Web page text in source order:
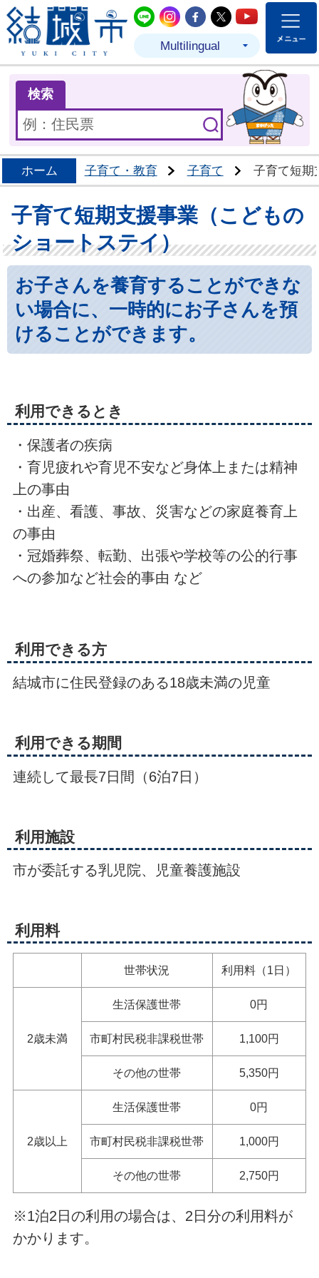
結城市公式LINE
結城市公式Instagram
結城市公式
結城市公式
結城市
Multilingual
検索
ホーム 子育て・教育 子育て 子育て短期
子育て短期支援事業（こどもの
ショートステイ）
お子さんを養育することができな
い場合に、一時的にお子さんを預
けることができます。
利用できるとき
・保護者の疾病
・育児疲れや育児不安など身体上または精神
上の事由
・出産、看護、事故、災害などの家庭養育上
の事由
・冠婚葬祭、転勤、出張や学校等の公的行事
への参加など社会的事由 など
利用できる方
結城市に住民登録のある18歳未満の児童
利用できる期間
連続して最長7日間（6泊7日）
利用施設
市が委託する乳児院、児童養護施設
利用料
世帯状況 利用料（1日）
2歳未満
生活保護世帯 0円
市町村民税非課税世帯 1,100円
その他の世帯 5,350円
2歳以上
生活保護世帯 0円
市町村民税非課税世帯 1,000円
その他の世帯 2,750円
※1泊2日の利用の場合は、2日分の利用料が
かかります。